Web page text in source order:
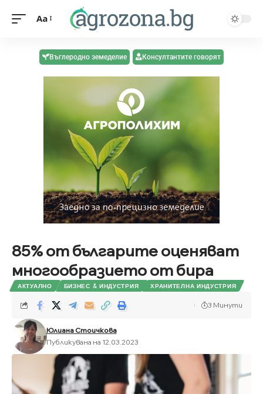
Aa
Въглеродно земеделие Консултантите говорят
85% от българите оценяват
многообразието от бира
АКТУАЛНО БИЗНЕС & ИНДУСТРИЯ ХРАНИТЕЛНА ИНДУСТРИЯ
Юлиана Стоичкова
Публикувана на 12.03.2023
3 Минути